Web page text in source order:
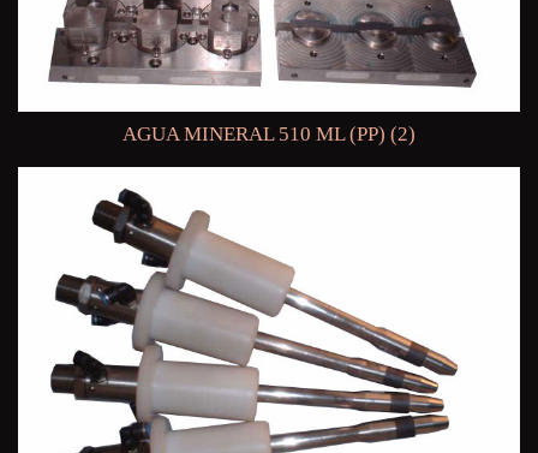
AGUA MINERAL 510 ML (PP) (2)